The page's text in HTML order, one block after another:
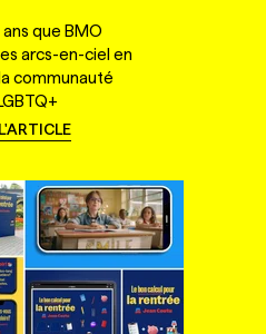
que BMO
arcs-en-ciel en
communauté